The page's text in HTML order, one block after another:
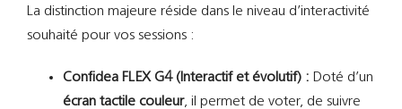
La distinction majeure réside dans le niveau d’interactivité
souhaité pour vos sessions :
Confidea FLEX G4 (Interactif et évolutif) : Doté d’un
écran tactile couleur, il permet de voter, de suivre